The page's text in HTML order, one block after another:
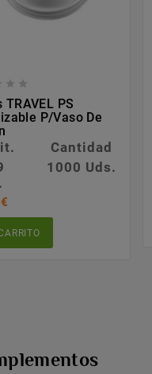
 
TRAVEL PS
P/vaso De
Cantidad
1000 Uds.